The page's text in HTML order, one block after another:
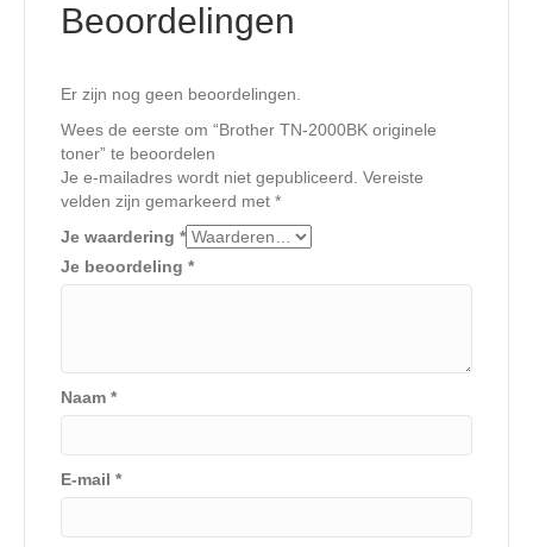
Beoordelingen
Er zijn nog geen beoordelingen.
Wees de eerste om “Brother TN-2000BK originele
toner” te beoordelen
Je e-mailadres wordt niet gepubliceerd. Vereiste
velden zijn gemarkeerd met *
Je waardering *
Je beoordeling *
Naam *
E-mail *